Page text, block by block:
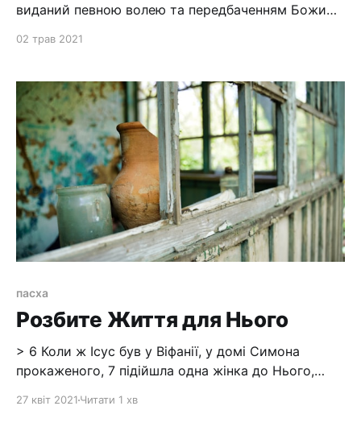
виданий певною волею та передбаченням Божим,
Бог воскресив Його, пута смерти усунувши, вона
02 трав 2021
пасха
Розбите Життя для Нього
> 6 Коли ж Ісус був у Віфанії, у домі Симона
прокаженого, 7 підійшла одна жінка до Нього,
27 квіт 2021 Читати 1 хв